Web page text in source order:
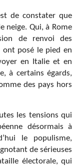
de constater que
neige. Qui, à Rome
de renvoi des
ont posé le pied en
en Italie et en
à certains égards,
des pays hors
les tensions qui
désormais à
le populisme,
de sérieuses
électorale, qui